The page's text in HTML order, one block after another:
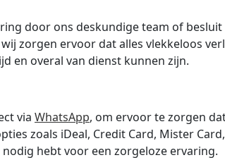
door ons deskundige team of
zorgen ervoor dat alles vlekkeloos
en overal van dienst kunnen zijn.
via WhatsApp, om ervoor te zorgen
zoals iDeal, Credit Card, Mister Card,
hebt voor een zorgeloze ervaring.